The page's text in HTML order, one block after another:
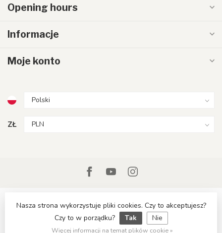
Opening hours
Informacje
Moje konto
ZŁ
© Copyright 2026 LumenXL.pl
Nasza strona wykorzystuje pliki cookies. Czy to akceptujesz?
Czy to w porządku?
Tak Nie
Więcej informacji na temat plików cookie »